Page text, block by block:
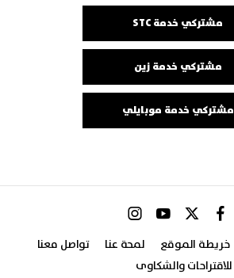
مشتركي خدمة STC
مشتركي خدمة زين
مشتركي خدمة موبايلي
خريطة الموقع لمحة عنا
تواصل معنا
للاقتراحات والشكاوى